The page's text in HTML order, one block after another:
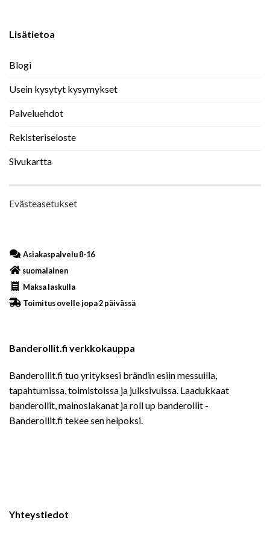
Lisätietoa
Blogi
Usein kysytyt kysymykset
Palveluehdot
Rekisteriseloste
Sivukartta
Evästeasetukset
Asiakaspalvelu 8-16
suomalainen
Maksa laskulla
Toimitus ovelle jopa 2 päivässä
Banderollit.fi verkkokauppa
Banderollit.fi tuo yrityksesi brändin esiin messuilla,
tapahtumissa, toimistoissa ja julksivuissa. Laadukkaat
banderollit, mainoslakanat ja roll up banderollit -
Banderollit.fi tekee sen helpoksi.
Yhteystiedot